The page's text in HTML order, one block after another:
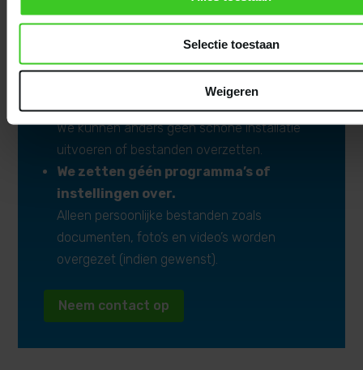
Selectie toestaan
Weigeren
Let op vóór je langskomt:
Je laptop moet vrij zijn van een
We kunnen anders geen schone installatie
uitvoeren of bestanden overzetten.
We zetten géén programma’s of
instellingen over.
Alleen persoonlijke bestanden zoals
documenten, foto’s en video’s worden
overgezet (indien gewenst).
Neem contact op